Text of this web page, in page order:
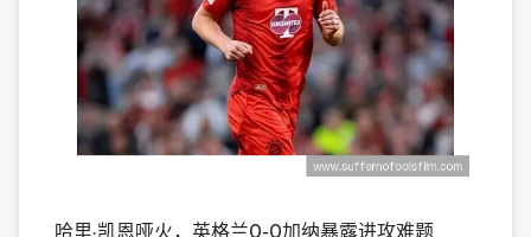
哈里·凯恩哑火，英格兰0-0加纳暴露进攻难题